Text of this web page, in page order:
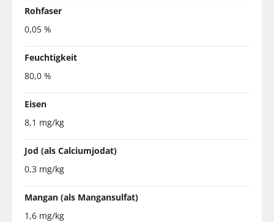
Rohfaser
0,05 %
Feuchtigkeit
80,0 %
Eisen
8,1 mg/kg
Jod (als Calciumjodat)
0,3 mg/kg
Mangan (als Mangansulfat)
1,6 mg/kg